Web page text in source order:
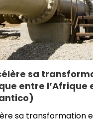
sa
entre l’Afrique
sa transformation